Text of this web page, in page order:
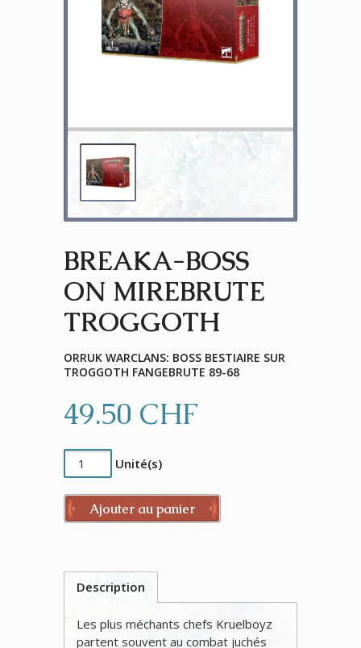
BREAKA-BOSS
ON MIREBRUTE
TROGGOTH
ORRUK WARCLANS: BOSS BESTIAIRE SUR
TROGGOTH FANGEBRUTE 89-68
49.50 CHF
Unité(s)
Ajouter au panier
Description
Les plus méchants chefs Kruelboyz
partent souvent au combat juchés